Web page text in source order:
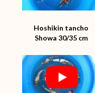
Hoshikin tancho
Showa 30/35 cm